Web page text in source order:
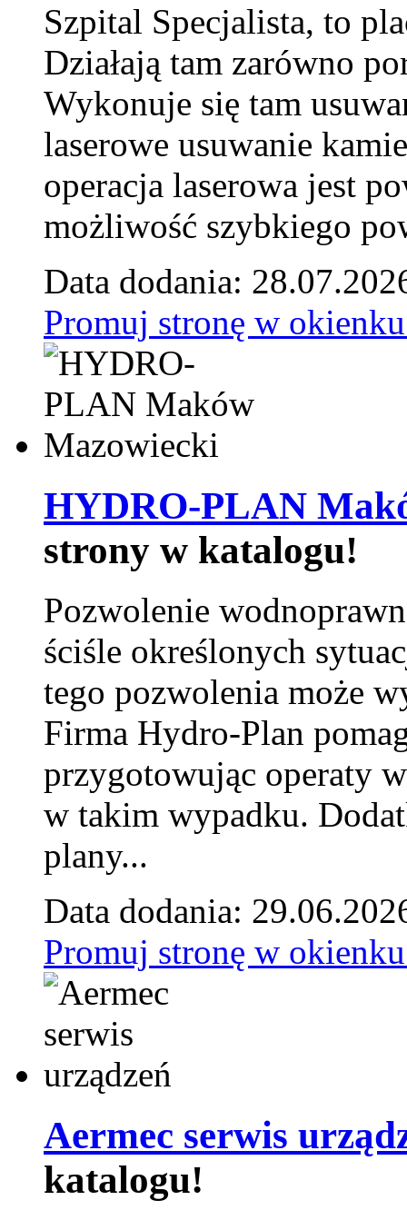
Szpital Specjalista, to
Działają tam zarówno
Wykonuje się tam
laserowe usuwanie
operacja laserowa jest
możliwość szybkiego
Data dodania:
Promuj stronę w
HYDRO-PLAN
strony w katalogu!
Pozwolenie
ściśle określonych
tego pozwolenia może
Firma Hydro-Plan
przygotowując operaty
w takim wypadku.
plany...
Data dodania:
Promuj stronę w
Aermec serwis
katalogu!